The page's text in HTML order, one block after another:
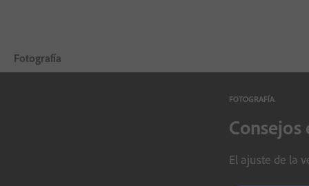
Fotografía
FOTOGRAFÍA
El ajuste de la